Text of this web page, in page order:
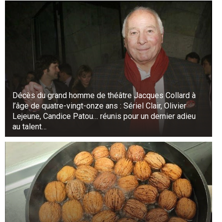
Alors que le chef d’État continue de montrer
l’enfant du doigt, Charles III répond : “Non, non….,
c’est impossible”. C’est impossible.” Loin du
moment d’échange touchant auquel Emmanuel
Décès du grand homme de théâtre Jacques Collard à
l’âge de quatre-vingt-onze ans : Sériel Clair, Olivier
Lejeune, Candice Patou… réunis pour un dernier adieu
au talent…